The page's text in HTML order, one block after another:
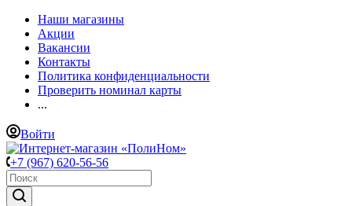
Наши магазины
Акции
Вакансии
Контакты
Политика конфиденциальности
Проверить номинал карты
...
Войти
+7 (967) 620-56-56